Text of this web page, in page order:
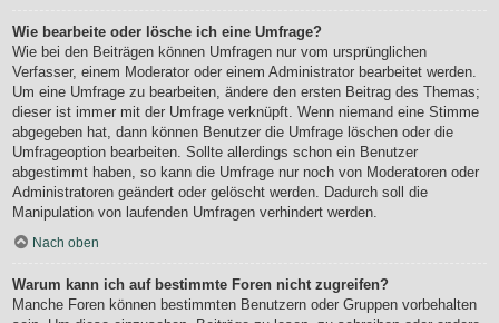
Wie bearbeite oder lösche ich eine Umfrage?
Wie bei den Beiträgen können Umfragen nur vom ursprünglichen
Verfasser, einem Moderator oder einem Administrator bearbeitet werden.
Um eine Umfrage zu bearbeiten, ändere den ersten Beitrag des Themas;
dieser ist immer mit der Umfrage verknüpft. Wenn niemand eine Stimme
abgegeben hat, dann können Benutzer die Umfrage löschen oder die
Umfrageoption bearbeiten. Sollte allerdings schon ein Benutzer
abgestimmt haben, so kann die Umfrage nur noch von Moderatoren oder
Administratoren geändert oder gelöscht werden. Dadurch soll die
Manipulation von laufenden Umfragen verhindert werden.
Nach oben
Warum kann ich auf bestimmte Foren nicht zugreifen?
Manche Foren können bestimmten Benutzern oder Gruppen vorbehalten